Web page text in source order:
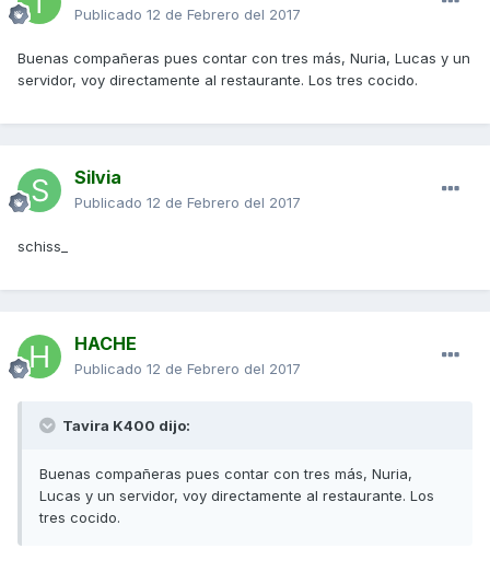
Publicado 12 de Febrero del 2017
Buenas compañeras pues contar con tres más, Nuria, Lucas y un
servidor, voy directamente al restaurante. Los tres cocido.
Silvia
Publicado 12 de Febrero del 2017
schiss_
HACHE
Publicado 12 de Febrero del 2017
Tavira K400 dijo:
Buenas compañeras pues contar con tres más, Nuria,
Lucas y un servidor, voy directamente al restaurante. Los
tres cocido.